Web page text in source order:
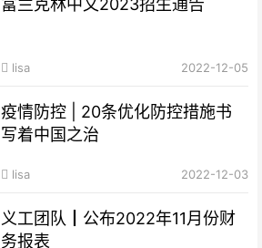
富兰克林中文2023招生通告
lisa 2022-12-05
疫情防控 | 20条优化防控措施书
写着中国之治
lisa 2022-12-03
义工团队┃公布2022年11月份财
务报表